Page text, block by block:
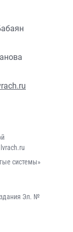
системы»
Эл. №